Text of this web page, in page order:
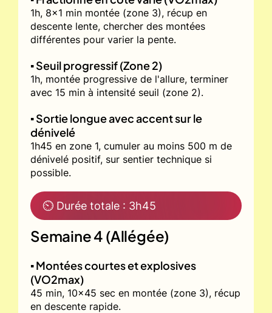
1h, 8x1 min montée (zone 3), récup en
descente lente, chercher des montées
différentes pour varier la pente.
▪️ Seuil progressif (Zone 2)
1h, montée progressive de l'allure, terminer
avec 15 min à intensité seuil (zone 2).
▪️ Sortie longue avec accent sur le
dénivelé
1h45 en zone 1, cumuler au moins 500 m de
dénivelé positif, sur sentier technique si
possible.
⏲ Durée totale : 3h45
Semaine 4 (Allégée)
▪️ Montées courtes et explosives
(VO2max)
45 min, 10x45 sec en montée (zone 3), récup
en descente rapide.